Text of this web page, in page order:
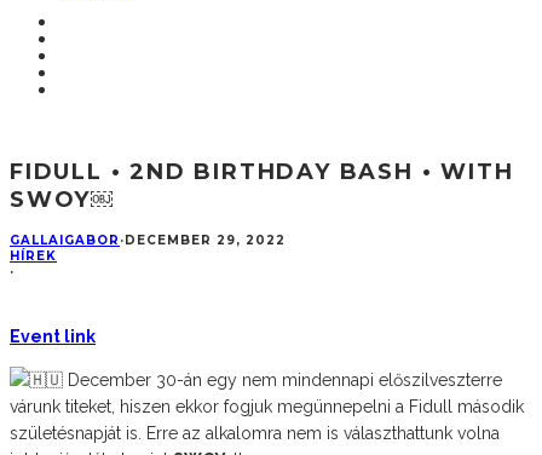
FIDULL • 2ND BIRTHDAY BASH • WITH
SWOY￼
GALLAIGABOR · DECEMBER 29, 2022
HÍREK
·
Event link
December 30-án egy nem mindennapi előszilveszterre
várunk titeket, hiszen ekkor fogjuk megünnepelni a Fidull második
születésnapját is. Erre az alkalomra nem is választhattunk volna